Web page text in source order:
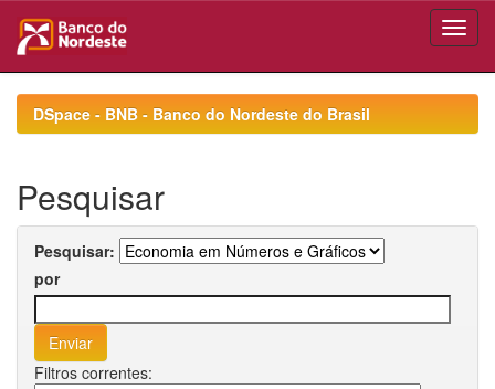
navigationDSpace - BNB - Banco do Nordeste do Brasil
Pesquisar
Pesquisar:
por
Filtros correntes: